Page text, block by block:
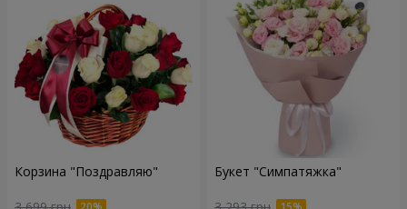
Корзина "Поздравляю" Букет "Симпатяжка"